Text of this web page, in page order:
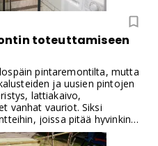
toteuttamiseen
pintaremontilta, mutta
ja uusien pintojen
lattiakaivo,
vanhat vauriot. Siksi
joissa pitää hyvinkin
on puoliksi tehty".